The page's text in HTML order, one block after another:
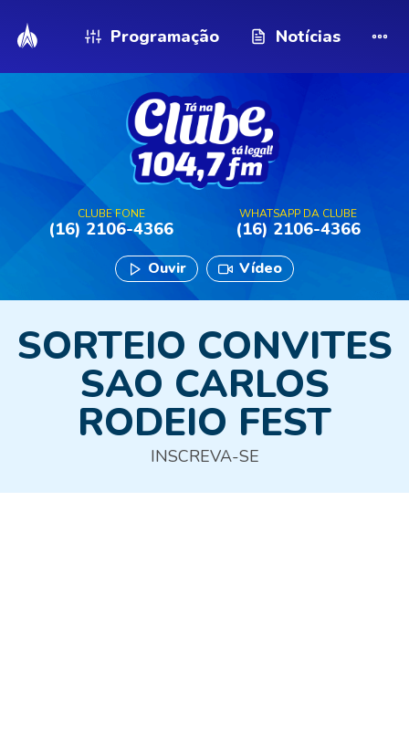
Programação Notícias
CLUBE FONE
(16) 2106-4366
WHATSAPP DA CLUBE
(16) 2106-4366
Ouvir Vídeo
SORTEIO CONVITES
SAO CARLOS
RODEIO FEST
INSCREVA-SE